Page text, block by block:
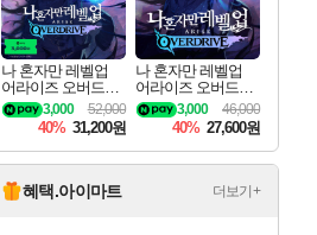
나 혼자만 레벨업
어라이즈 오버드라
이브 디럭스 에디션
Solo Leveling Arise
Overdrive Deluxe Edi
tion
52,000
3,000
40% 31,200원
나 혼자만 레벨업
어라이즈 오버드라
이브 Solo Leveling A
rise
46,000
3,000
40% 27,600원
혜택.아이마트 더보기+